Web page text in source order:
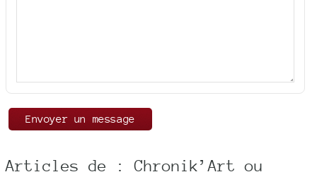
Articles de : Chronik’Art ou